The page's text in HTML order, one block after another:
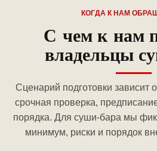
КОГДА К НАМ
С чем к нам
владельцы
Сценарий подготовки зависит
срочная проверка,
порядка. Для суши-бара мы
минимум, риски и порядок